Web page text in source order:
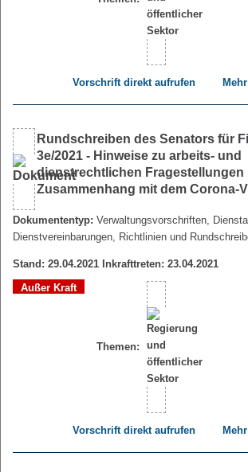
Vorschrift direkt aufrufen
Rundschreiben des Senators für
3e/2021 - Hinweise zu arbeits- und
dienstrechtlichen Fragestellungen
Zusammenhang mit dem Corona-
Dokumententyp: Verwaltungsvorschriften,
Dienstvereinbarungen, Richtlinien und
Stand: 29.04.2021 Inkrafttreten: 23.04.2021
Außer Kraft
Themen:
Vorschrift direkt aufrufen